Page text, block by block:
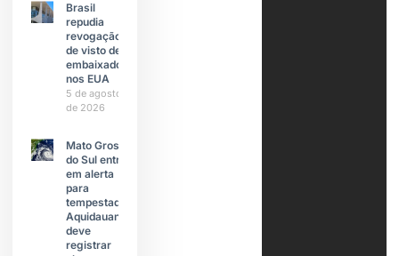
Brasil
repudia
revogação
de visto de
embaixadora
nos EUA
5 de agosto
de 2026
Mato Grosso
do Sul entra
em alerta
para
tempestades;
Aquidauana
deve
registrar